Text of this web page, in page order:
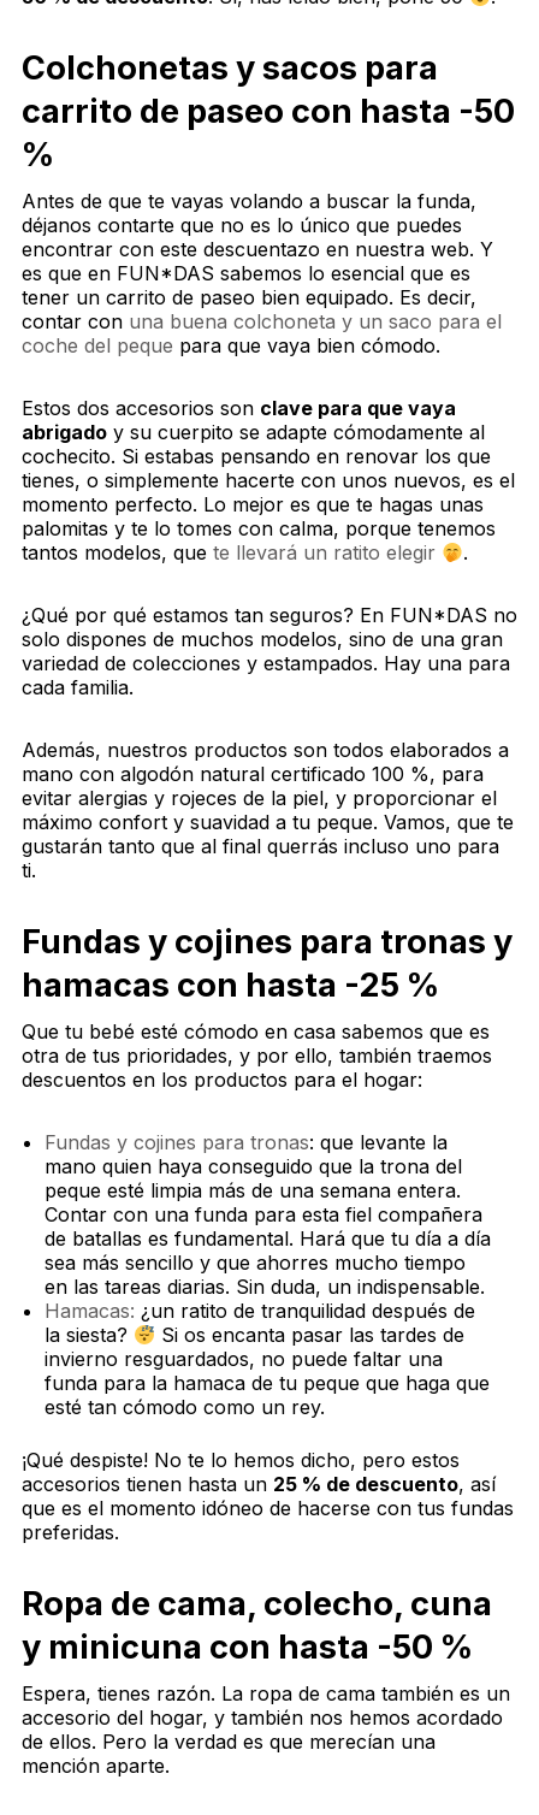
Colchonetas y sacos para
carrito de paseo con hasta -50
%
Antes de que te vayas volando a buscar la funda,
déjanos contarte que no es lo único que puedes
encontrar con este descuentazo en nuestra web. Y
es que en FUN*DAS sabemos lo esencial que es
tener un carrito de paseo bien equipado. Es decir,
contar con una buena colchoneta y un saco para el
coche del peque para que vaya bien cómodo.
Estos dos accesorios son clave para que vaya
abrigado y su cuerpito se adapte cómodamente al
cochecito. Si estabas pensando en renovar los que
tienes, o simplemente hacerte con unos nuevos, es el
momento perfecto. Lo mejor es que te hagas unas
palomitas y te lo tomes con calma, porque tenemos
tantos modelos, que te llevará un ratito elegir .
¿Qué por qué estamos tan seguros? En FUN*DAS no
solo dispones de muchos modelos, sino de una gran
variedad de colecciones y estampados. Hay una para
cada familia.
Además, nuestros productos son todos elaborados a
mano con algodón natural certificado 100 %, para
evitar alergias y rojeces de la piel, y proporcionar el
máximo confort y suavidad a tu peque. Vamos, que te
gustarán tanto que al final querrás incluso uno para
ti.
Fundas y cojines para tronas y
hamacas con hasta -25 %
Que tu bebé esté cómodo en casa sabemos que es
otra de tus prioridades, y por ello, también traemos
descuentos en los productos para el hogar:
Fundas y cojines para tronas: que levante la
mano quien haya conseguido que la trona del
peque esté limpia más de una semana entera.
Contar con una funda para esta fiel compañera
de batallas es fundamental. Hará que tu día a día
sea más sencillo y que ahorres mucho tiempo
en las tareas diarias. Sin duda, un indispensable.
Hamacas: ¿un ratito de tranquilidad después de
la siesta?
Si os encanta pasar las tardes de
invierno resguardados, no puede faltar una
funda para la hamaca de tu peque que haga que
esté tan cómodo como un rey.
¡Qué despiste! No te lo hemos dicho, pero estos
accesorios tienen hasta un 25 % de descuento, así
que es el momento idóneo de hacerse con tus fundas
preferidas.
Ropa de cama, colecho, cuna
y minicuna con hasta -50 %
Espera, tienes razón. La ropa de cama también es un
accesorio del hogar, y también nos hemos acordado
de ellos. Pero la verdad es que merecían una
mención aparte.